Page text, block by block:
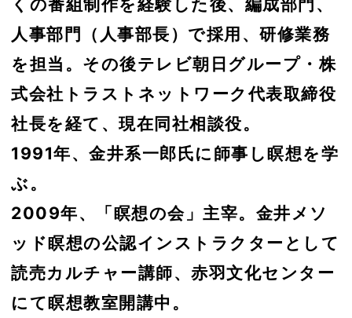
人事部門（人事部長）で採用、研修業務
を担当。その後テレビ朝日グループ・株
式会社トラストネットワーク代表取締役
社長を経て、現在同社相談役。
1991年、金井系一郎氏に師事し瞑想を学
ぶ。
2009年、「瞑想の会」主宰。金井メソ
ッド瞑想の公認インストラクターとして
読売カルチャー講師、赤羽文化センター
にて瞑想教室開講中。